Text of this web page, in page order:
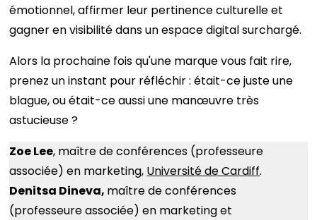
émotionnel, affirmer leur pertinence culturelle et
gagner en visibilité dans un espace digital surchargé.
Alors la prochaine fois qu'une marque vous fait rire,
prenez un instant pour réfléchir : était-ce juste une
blague, ou était-ce aussi une manœuvre très
astucieuse ?
Zoe Lee, maître de conférences (professeure
associée) en marketing, Université de Cardiff.
Denitsa Dineva, maître de conférences
(professeure associée) en marketing et